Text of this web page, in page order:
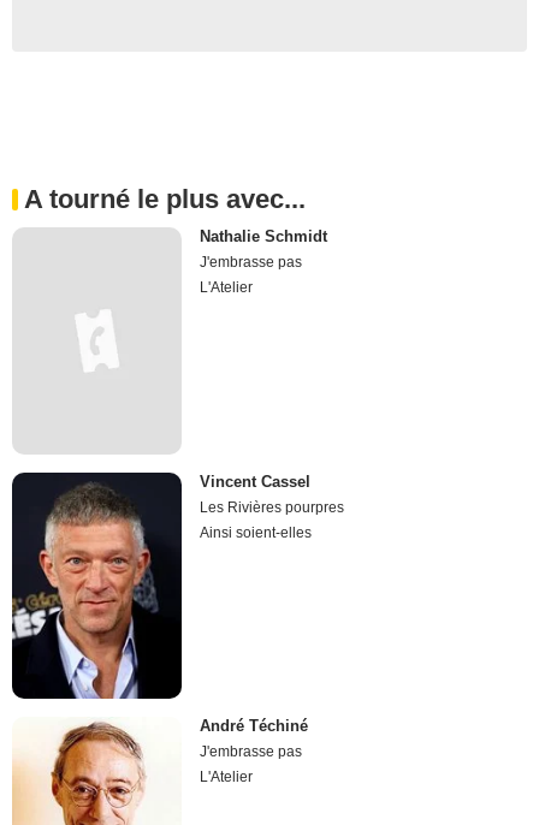
A tourné le plus avec...
Nathalie Schmidt
J'embrasse pas
L'Atelier
Vincent Cassel
Les Rivières pourpres
Ainsi soient-elles
André Téchiné
J'embrasse pas
L'Atelier